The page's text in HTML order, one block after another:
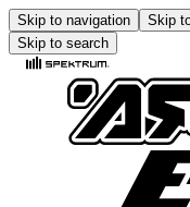
Skip to navigation Skip
Skip to search